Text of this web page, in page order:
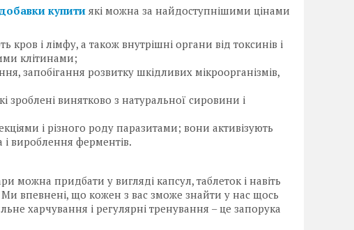
купитиякі можна за найдоступнішими цінами
і лімфу, а також внутрішні органи від токсинів і
клітинами;
запобігання розвитку шкідливих мікроорганізмів,
зроблені винятково з натуральної сировини і
і різного роду паразитами; вони активізують
вироблення ферментів.
можна придбати у вигляді капсул, таблеток і навіть
впевнені, що кожен з вас зможе знайти у нас щось
харчування і регулярні тренування – це запорука